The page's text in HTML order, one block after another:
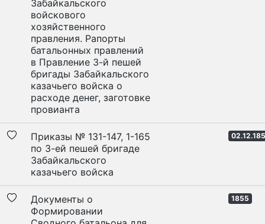
Забайкальского
войскового
хозяйственного
правления. Рапорты
батальонных правлений
в Правление 3-й пешей
бригады Забайкальского
казачьего войска о
расходе денег, заготовке
провианта
Приказы № 131-147, 1-165
по 3-ей пешей бригаде
Забайкальского
казачьего войска
Документы о
Формировании
1855